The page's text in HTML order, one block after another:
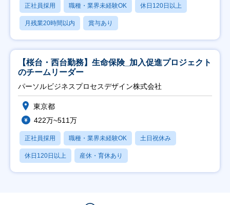
正社員採用 職種・業界未経験OK 休日120日以上
月残業20時間以内 賞与あり
【桜台・西台勤務】生命保険_加入促進プロジェクト
のチームリーダー
パーソルビジネスプロセスデザイン株式会社
東京都
422万~511万
正社員採用 職種・業界未経験OK 土日祝休み
休日120日以上 産休・育休あり